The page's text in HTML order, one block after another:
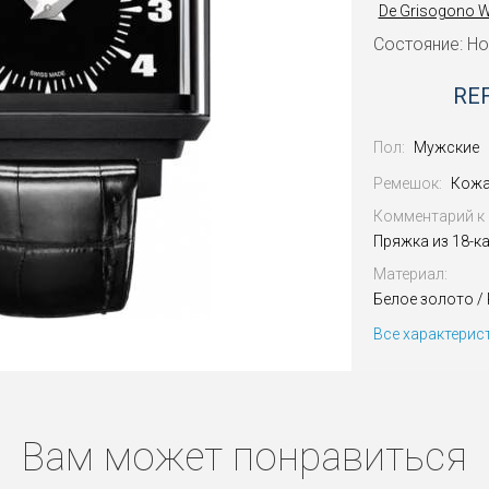
De Grisogono
Состояние:
Пол: Мужские
Ремешок:
Комментарий к
Пряжка из 18-
Материал:
Белое золото /
Все
Вам может понравиться